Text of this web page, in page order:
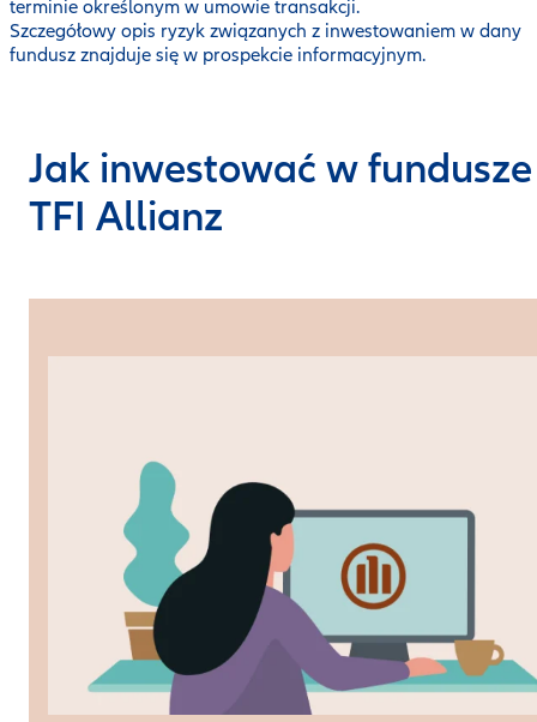
terminie określonym w umowie transakcji.
Szczegółowy opis ryzyk związanych z inwestowaniem w dany
fundusz znajduje się w prospekcie informacyjnym.
Jak inwestować w fundusze
TFI Allianz